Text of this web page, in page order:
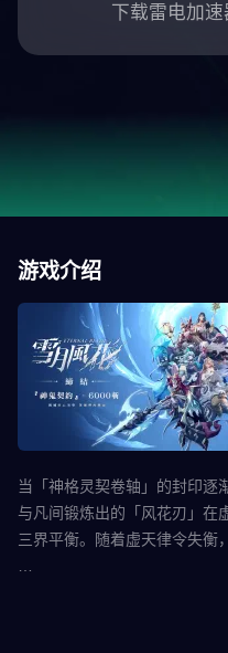
下载雷电加
游戏介绍
当「神格灵契卷轴」的封印逐
与凡间锻炼出的「风花刃」在
三界平衡。随着虚天律令失